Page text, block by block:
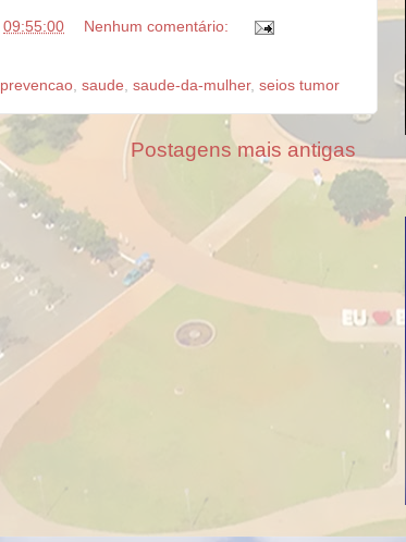
09:55:00 Nenhum comentário:
prevencao saude saude-da-mulher, seios tumor
Postagens mais antigas